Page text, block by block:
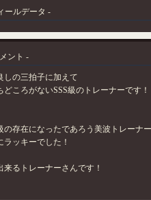
ールデータ -
ント -
しの三拍子に加えて
ころがないSSS級のトレーナーです！
の存在になったであろう美波トレーナ
ッキーでした！
るトレーナーさんです！